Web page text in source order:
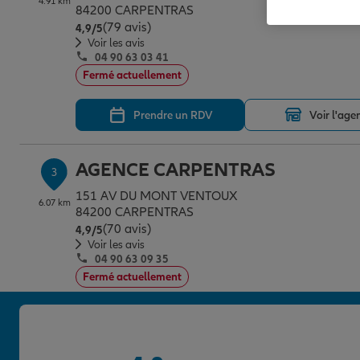
84200 CARPENTRAS
4,9/5Note de 4.9 sur 5
(79 avis)
Voir les avis
04 90 63 03 41
Fermé actuellement
Prendre un RDV Voir
3
6.07 km
AGENCE CARPENTRAS
151 AV DU MONT VENTOUX
84200 CARPENTRAS
4,9/5Note de 4.9 sur 5
(70 avis)
Voir les avis
04 90 63 09 35
Fermé actuellement